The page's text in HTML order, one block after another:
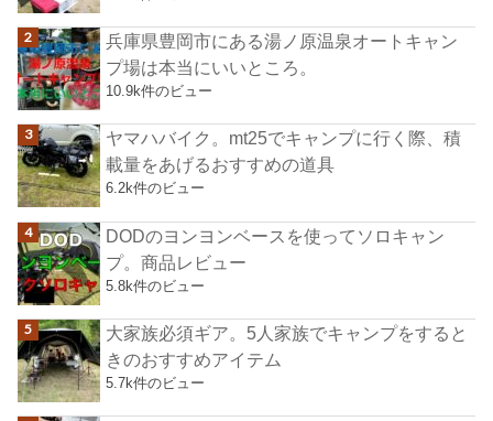
兵庫県豊岡市にある湯ノ原温泉オートキャン
プ場は本当にいいところ。
10.9k件のビュー
ヤマハバイク。mt25でキャンプに行く際、積
載量をあげるおすすめの道具
6.2k件のビュー
DODのヨンヨンベースを使ってソロキャン
プ。商品レビュー
5.8k件のビュー
大家族必須ギア。5人家族でキャンプをすると
きのおすすめアイテム
5.7k件のビュー